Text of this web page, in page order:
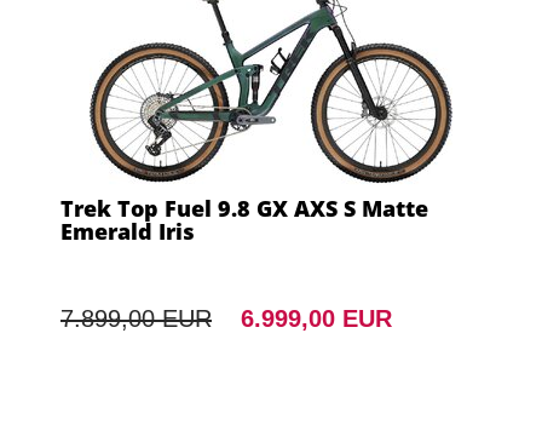
Trek Top Fuel 9.8 GX AXS S Matte
Emerald Iris
7.899,00 EUR 6.999,00 EUR